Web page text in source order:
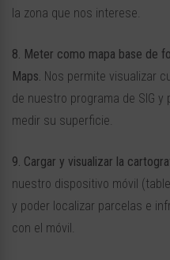
la zona que nos interese.
8. Meter como mapa base de
Maps. Nos permite visualizar
de nuestro programa de SIG
medir su superficie.
9. Cargar y visualizar la
nuestro dispositivo móvil
y poder localizar parcelas e
con el móvil.